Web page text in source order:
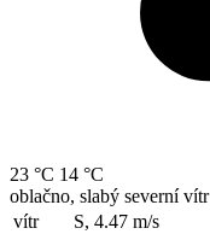
23 °C 14 °C
oblačno, slabý severní vítr
vítr
S, 4.47 m/s